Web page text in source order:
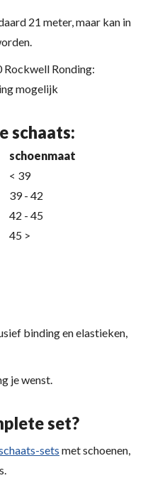
21 meter, maar kan in
Rockwell Ronding:
mogelijk
schaats:
schoenmaat
< 39
39 - 42
42 - 45
45 >
binding en elastieken,
je wenst.
set?
sets met schoenen,